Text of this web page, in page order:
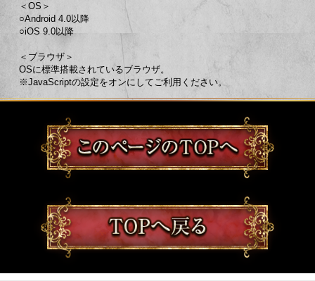
＜OS＞
○Android 4.0以降
○iOS 9.0以降
＜ブラウザ＞
OSに標準搭載されているブラウザ。
※JavaScriptの設定をオンにしてご利用ください。